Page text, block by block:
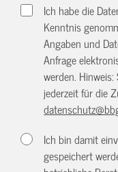
Ich habe die
Kenntnis
Angaben und
Anfrage
werden.
jederzeit für die
Ich bin damit
gespeichert